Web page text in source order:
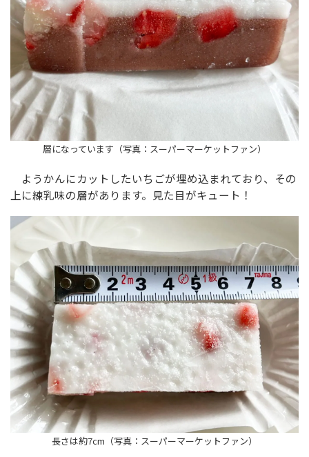
層になっています（写真：スーパーマーケットファン）
ようかんにカットしたいちごが埋め込まれており、その
上に練乳味の層があります。見た目がキュート！
長さは約7cm（写真：スーパーマーケットファン）